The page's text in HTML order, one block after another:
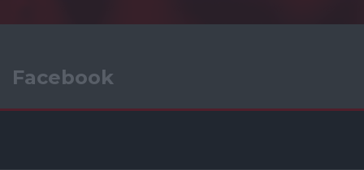
Facebook